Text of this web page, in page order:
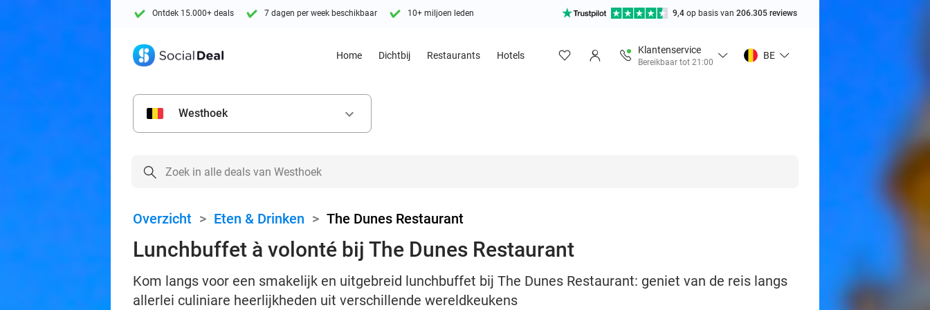
Ontdek 15.000+ deals 7 dagen per week beschikbaar 10+ miljoen leden 9,4 op basis van 206.305 reviews
Home Dichtbij Restaurants Hotels
Klantenservice
Bereikbaar tot 21:00
BE
Westhoek keyboard_arrow_down
Overzicht > Eten & Drinken > The Dunes Restaurant
Lunchbuffet à volonté bij The Dunes Restaurant
Kom langs voor een smakelijk en uitgebreid lunchbuffet bij The Dunes Restaurant: geniet van de reis langs
allerlei culiniare heerlijkheden uit verschillende wereldkeukens